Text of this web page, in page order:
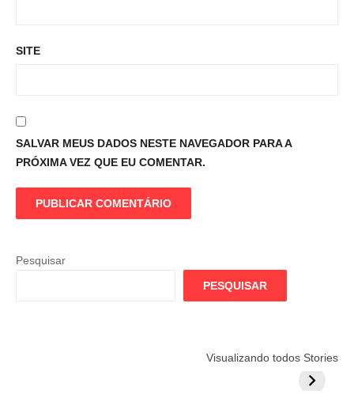
SITE
SALVAR MEUS DADOS NESTE NAVEGADOR PARA A
PRÓXIMA VEZ QUE EU COMENTAR.
Pesquisar
PESQUISAR
Visualizando todos Stories
do